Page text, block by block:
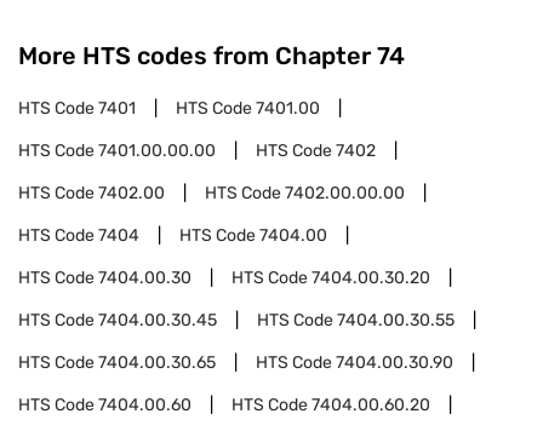
More HTS codes from Chapter 74
HTS Code7401 HTS Code7401.00
HTS Code7401.00.00.00 HTS Code7402
HTS Code7402.00 HTS Code7402.00.00.00
HTS Code7404 HTS Code7404.00
HTS Code7404.00.30 HTS Code7404.00.30.20
HTS Code7404.00.30.45 HTS Code7404.00.30.55
HTS Code7404.00.30.65 HTS Code7404.00.30.90
HTS Code7404.00.60 HTS Code7404.00.60.20